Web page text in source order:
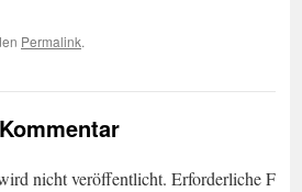
Permalink.
nicht veröffentlicht. Erforderliche